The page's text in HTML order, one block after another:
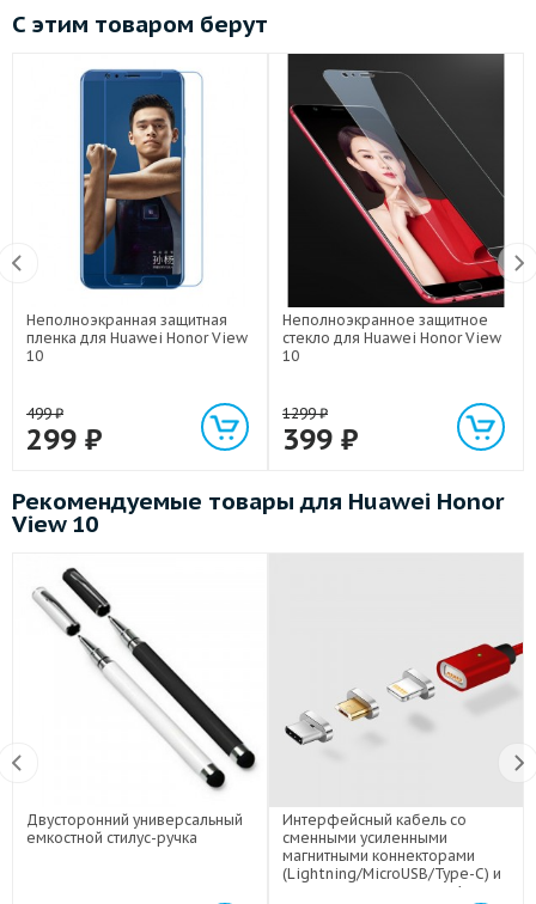
С этим товаром берут
Неполноэкранная защитная
пленка для Huawei Honor View
10
499₽
299 ₽
Неполноэкранное защитное
стекло для Huawei Honor View
10
1299₽
399 ₽
Рекомендуемые товары для Huawei Honor
View 10
Двусторонний универсальный
емкостной стилус-ручка
Интерфейсный кабель со
сменными усиленными
магнитными коннекторами
(Lightning/MicroUSB/Type-C) и
световым индикатором 1м